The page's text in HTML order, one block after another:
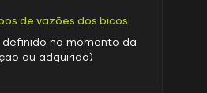
de vazões dos bicos
no momento da
ou adquirido)